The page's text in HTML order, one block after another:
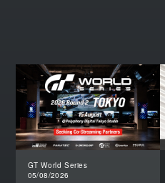
GT World Series
05/08/2026